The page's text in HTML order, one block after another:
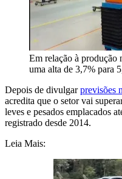
Em relação à produção
uma alta de 3,7% para
Depois de divulgarprevisões
acredita que o setor vai
leves e pesados emplacados
registrado desde 2014.
Leia Mais: